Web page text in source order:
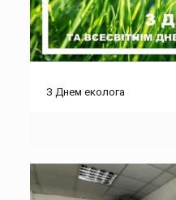
З Днем еколога